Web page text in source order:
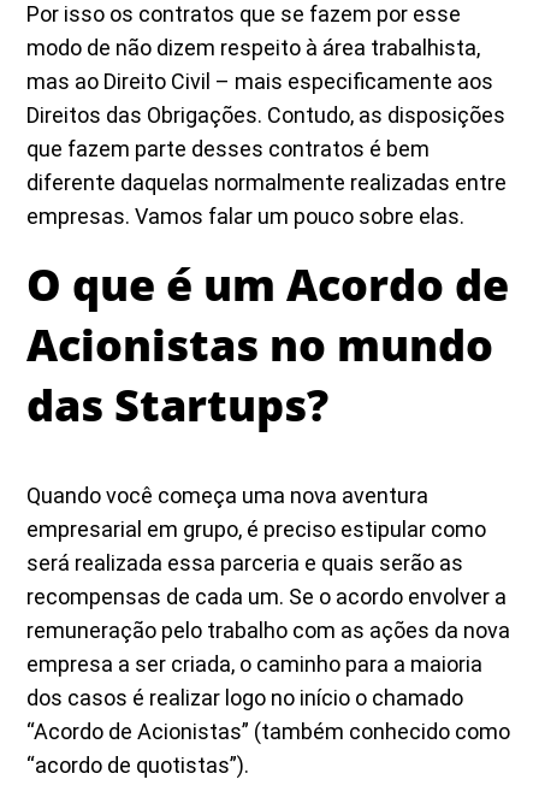
Por isso os contratos que se fazem por esse
modo de não dizem respeito à área trabalhista,
mas ao Direito Civil – mais especificamente aos
Direitos das Obrigações. Contudo, as disposições
que fazem parte desses contratos é bem
diferente daquelas normalmente realizadas entre
empresas. Vamos falar um pouco sobre elas.
O que é um Acordo de
Acionistas no mundo
das Startups?
Quando você começa uma nova aventura
empresarial em grupo, é preciso estipular como
será realizada essa parceria e quais serão as
recompensas de cada um. Se o acordo envolver a
remuneração pelo trabalho com as ações da nova
empresa a ser criada, o caminho para a maioria
dos casos é realizar logo no início o chamado
“Acordo de Acionistas” (também conhecido como
“acordo de quotistas”).